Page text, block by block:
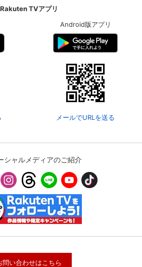
Rakuten TVアプリ
Android版アプリ
メールでURLを送る
シャルメディアのご紹介
問い合わせはこちら